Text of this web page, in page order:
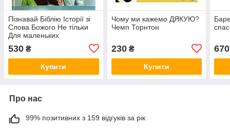
Пізнавай Біблію Історії зі
Слова Божого Не тільки
Для маленьких
530 ₴
Купити
Чому ми кажемо ДЯКУЮ?
Чемп Торнтон
230₴
Купити
670
Про нас
99% позитивних з 159 відгуків за рік